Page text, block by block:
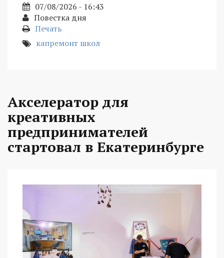
07/08/2026 - 16:43
Повестка дня
Печать
капремонт школ
Акселератор для
креативных
предпринимателей
стартовал в Екатеринбурге